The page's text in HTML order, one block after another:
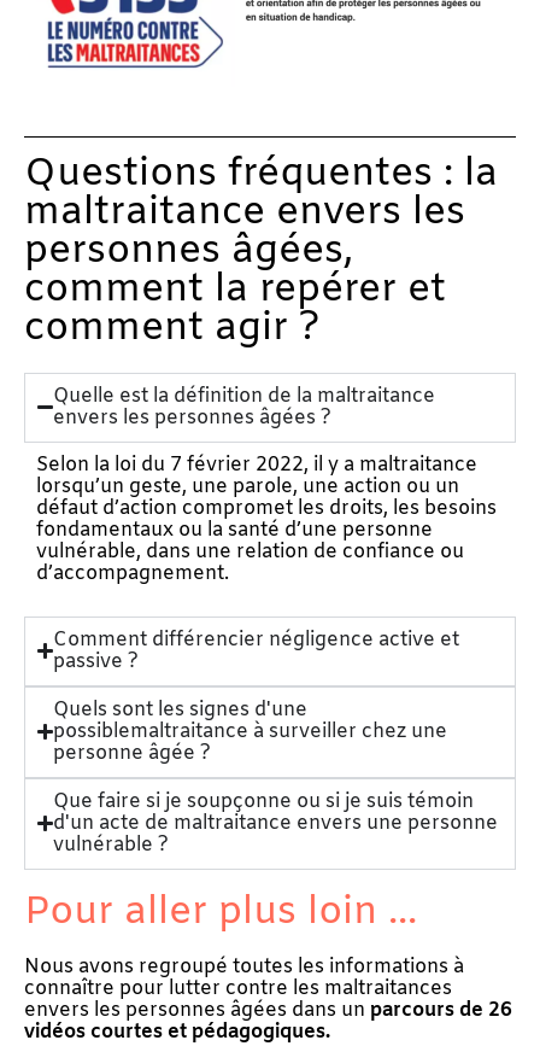
Questions fréquentes : la
maltraitance envers les
personnes âgées,
comment la repérer et
comment agir ?
Quelle est la définition de la maltraitance
envers les personnes âgées ?
Selon la loi du 7 février 2022, il y a maltraitance
lorsqu’un geste, une parole, une action ou un
défaut d’action compromet les droits, les besoins
fondamentaux ou la santé d’une personne
vulnérable, dans une relation de confiance ou
d’accompagnement.
Comment différencier négligence active et
passive ?
Quels sont les signes d'une
possiblemaltraitance à surveiller chez une
personne âgée ?
Que faire si je soupçonne ou si je suis témoin
d'un acte de maltraitance envers une personne
vulnérable ?
Pour aller plus loin ...
Nous avons regroupé toutes les informations à
connaître pour lutter contre les maltraitances
envers les personnes âgées dans un parcours de 26
vidéos courtes et pédagogiques.